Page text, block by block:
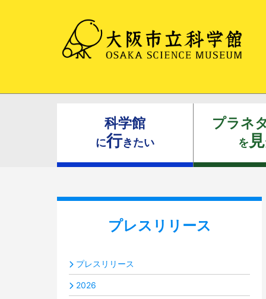
科学館
に行きたい
プラネ
を 見
プレスリリース
プレスリリース
2026